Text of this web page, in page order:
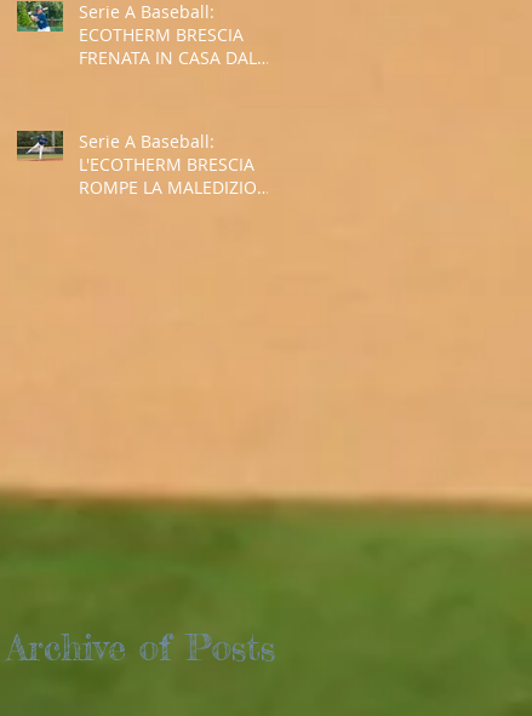
Serie A Baseball:
ECOTHERM BRESCIA
FRENATA IN CASA DAL
Serie A Baseball:
L'ECOTHERM BRESCIA
ROMPE LA MALEDIZIONE
Archive of Posts